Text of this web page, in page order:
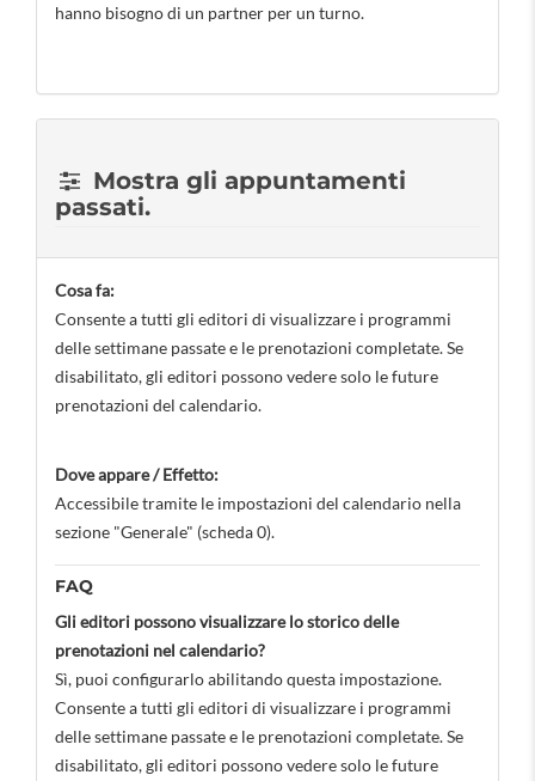
hanno bisogno di un partner per un turno.
Mostra gli appuntamenti
passati.
Cosa fa:
Consente a tutti gli editori di visualizzare i programmi
delle settimane passate e le prenotazioni completate. Se
disabilitato, gli editori possono vedere solo le future
prenotazioni del calendario.
Dove appare / Effetto:
Accessibile tramite le impostazioni del calendario nella
sezione "Generale" (scheda 0).
FAQ
Gli editori possono visualizzare lo storico delle
prenotazioni nel calendario?
Sì, puoi configurarlo abilitando questa impostazione.
Consente a tutti gli editori di visualizzare i programmi
delle settimane passate e le prenotazioni completate. Se
disabilitato, gli editori possono vedere solo le future